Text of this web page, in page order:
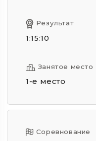
Результат
1:15:10
Занятое место
1-е место
Соревнование